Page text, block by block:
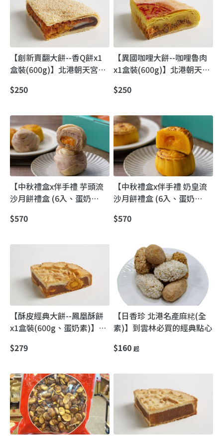
【創新賣翻大餅--香Q餅x1
盒裝(600g)】北港朝天宮媽
日香珍漢式大餅
$250
【異國咖哩大餅--咖哩魯肉
x1盒裝(600g)】北港朝天宮
肉餅
$250
【中秋禮盒x伴手禮 芋頭流
沙月餅禮盒 (6入、蛋奶
餅｜常溫香、加熱爆餡、冷
$570
【中秋禮盒x伴手禮 奶皇流
沙月餅禮盒 (6入、蛋奶
餅禮盒（常溫/加熱/冷藏都
$570
【酥皮經典大餅--鳳凰酥餅
x1盒裝(600g、蛋奶素)】北
古早味漢式喜餅
$279
【日香珍 北港名產麻粩(全
素)】到雲林必買的經典點心
$160 起